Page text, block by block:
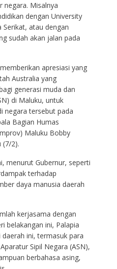
negara. Misalnya
dengan University
atau dengan
sudah akan jalan pada
apresiasi yang
Australia yang
generasi muda dan
di Maluku, untuk
negara tersebut pada
Bagian Humas
Maluku Bobby
(7/2).
menurut Gubernur, seperti
terhadap
daya manusia daerah
kerjasama dengan
belakangan ini, Palapia
ini, termasuk para
Sipil Negara (ASN),
berbahasa asing,